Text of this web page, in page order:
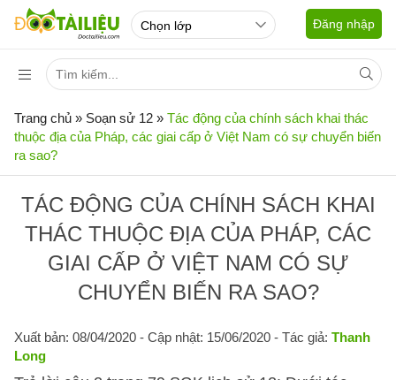
Đăng nhập
Trang chủ » Soạn sử 12 » Tác động của chính sách khai thác
thuộc địa của Pháp, các giai cấp ở Việt Nam có sự chuyển biến
ra sao?
TÁC ĐỘNG CỦA CHÍNH SÁCH KHAI
THÁC THUỘC ĐỊA CỦA PHÁP, CÁC
GIAI CẤP Ở VIỆT NAM CÓ SỰ
CHUYỂN BIẾN RA SAO?
Xuất bản: 08/04/2020 - Cập nhật: 15/06/2020 - Tác giả: Thanh
Long